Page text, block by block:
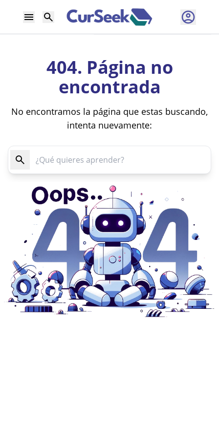
404. Página no
encontrada
No encontramos la página que estas buscando,
intenta nuevamente: